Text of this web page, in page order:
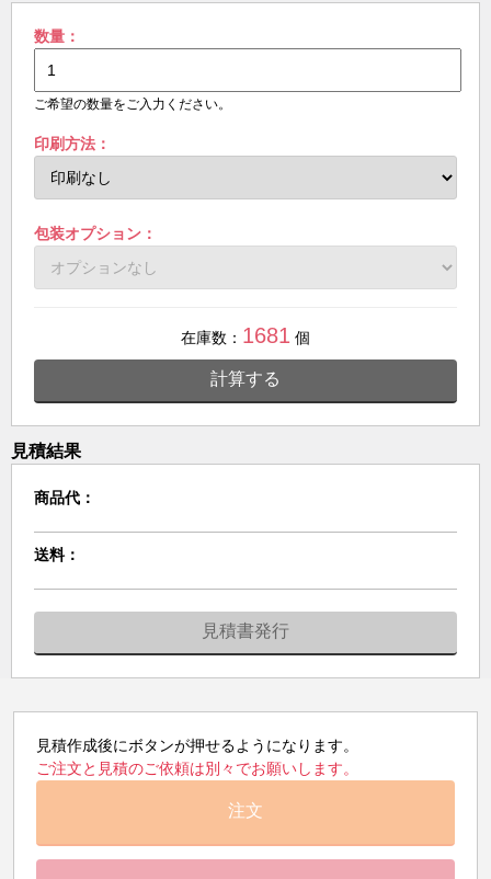
数量：
ご希望の数量をご入力ください。
印刷方法：
包装オプション：
在庫数： 1681 個
計算する
見積結果
商品代：
送料：
見積書発行
見積作成後にボタンが押せるようになります。
ご注文と見積のご依頼は別々でお願いします。
注文